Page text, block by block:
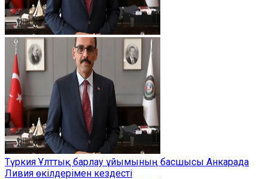
Түркия Ұлттық барлау ұйымының басшысы Анкарада
Ливия өкілдерімен кездесті